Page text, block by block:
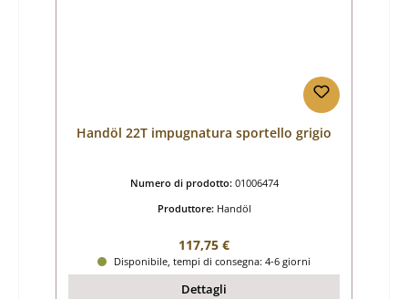
Handöl 22T impugnatura sportello grigio
Numero di prodotto: 01006474
Produttore: Handöl
Prezzo normale:
117,75 €
Disponibile, tempi di consegna: 4-6 giorni
Dettagli